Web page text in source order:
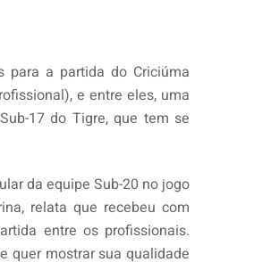
para a partida do Criciúma
e entre eles, uma
17 do Tigre, que tem se
da equipe Sub-20 no jogo
relata que recebeu com
entre os profissionais.
quer mostrar sua qualidade